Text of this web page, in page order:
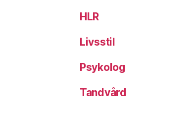
HLR
Livsstil
Psykolog
Tandvård